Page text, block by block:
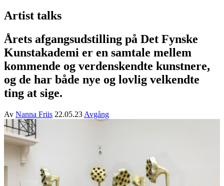
Artist talks
Årets afgangsudstilling på Det Fynske
Kunstakademi er en samtale mellem
kommende og verdenskendte kunstnere,
og de har både nye og lovlig velkendte
ting at sige.
Av Nanna Friis 22.05.23 Avgång